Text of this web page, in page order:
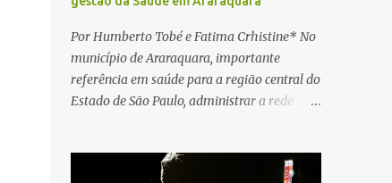
imediatamente as manobras de reanimação
cardiopulmonar (RCP), porém, apesar de
todos os esforços, o motorista não
respondeu aos procedimentos. Às 17h03,
médicos da Unidade de Suporte Avançado
Por Humberto Tobé e Fatima Crhistine* No
município de Araraquara, importante
referência em saúde para a região central do
Estado de São Paulo, administrar a rede
A cidade concentra hospitais, unidades